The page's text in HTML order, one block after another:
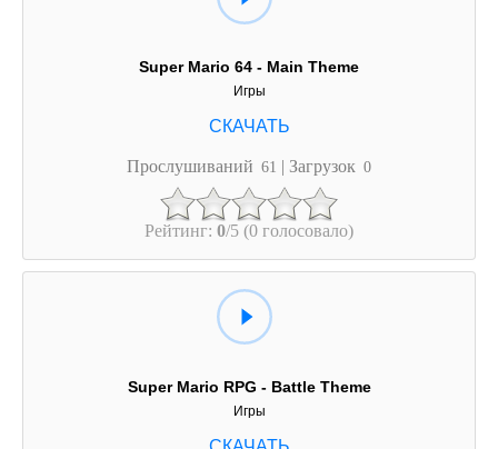
Super Mario 64 - Main Theme
Игры
Прослушиваний 61 | Загрузок 0
Рейтинг: 0/5 (0 голосовало)
Super Mario RPG - Battle Theme
Игры